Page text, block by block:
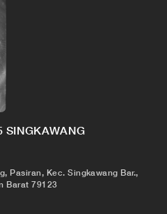
SINGKAWANG
Pasiran, Kec. Singkawang Bar.,
Barat 79123